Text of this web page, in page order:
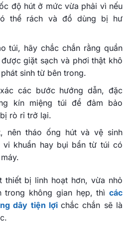
độ hút ở mức vừa phải vì nếu
thể rách và đồ dùng bị hư
túi, hãy chắc chắn rằng quần
giặt sạch và phơi thật khô
sinh từ bên trong.
các bước hướng dẫn, đặc
kín miệng túi để đảm bảo
rò rỉ trở lại.
nên tháo ống hút và vệ sinh
vi khuẩn hay bụi bẩn từ túi có
thiết bị linh hoạt hơn, vừa nhỏ
trong không gian hẹp, thì các
dây tiện lợi chắc chắn sẽ là